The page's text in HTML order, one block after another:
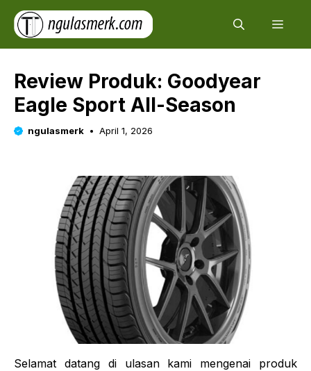
Skip
content
Review Produk: Goodyear
Eagle Sport All-Season
ngulasmerk April 1, 2026
Selamat datang di ulasan kami mengenai produk